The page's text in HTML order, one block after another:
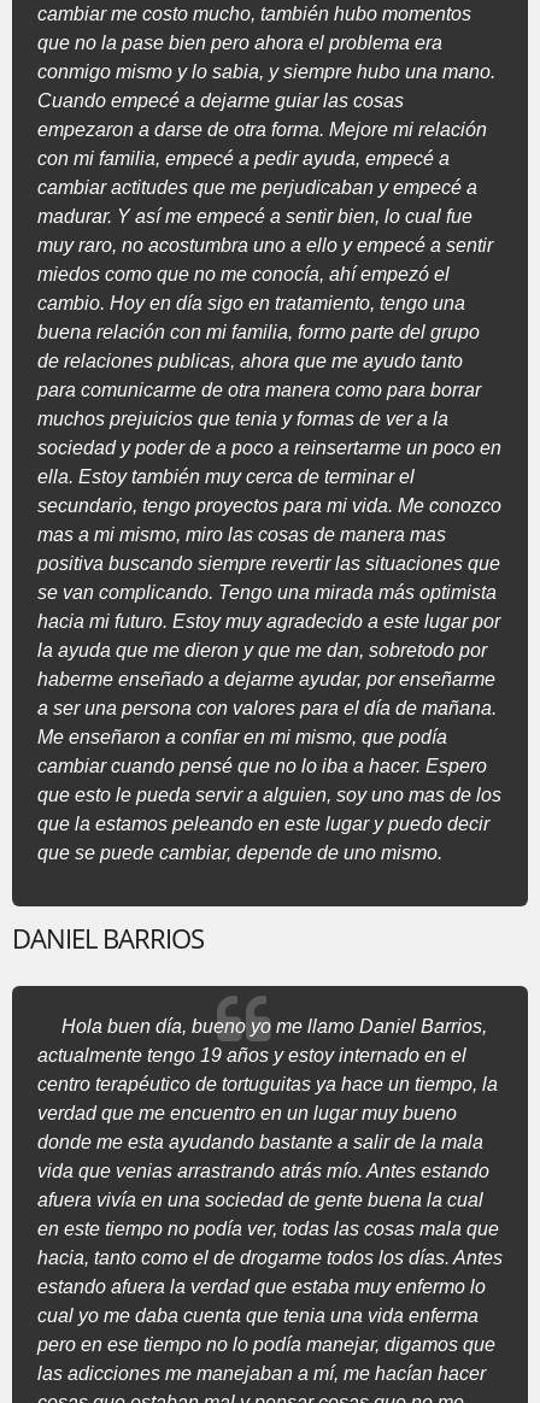
cambiar me costo mucho, también hubo momentos
que no la pase bien pero ahora el problema era
conmigo mismo y lo sabia, y siempre hubo una mano.
Cuando empecé a dejarme guiar las cosas
empezaron a darse de otra forma. Mejore mi relación
con mi familia, empecé a pedir ayuda, empecé a
cambiar actitudes que me perjudicaban y empecé a
madurar. Y así me empecé a sentir bien, lo cual fue
muy raro, no acostumbra uno a ello y empecé a sentir
miedos como que no me conocía, ahí empezó el
cambio. Hoy en día sigo en tratamiento, tengo una
buena relación con mi familia, formo parte del grupo
de relaciones publicas, ahora que me ayudo tanto
para comunicarme de otra manera como para borrar
muchos prejuicios que tenia y formas de ver a la
sociedad y poder de a poco a reinsertarme un poco en
ella. Estoy también muy cerca de terminar el
secundario, tengo proyectos para mi vida. Me conozco
mas a mi mismo, miro las cosas de manera mas
positiva buscando siempre revertir las situaciones que
se van complicando. Tengo una mirada más optimista
hacia mi futuro. Estoy muy agradecido a este lugar por
la ayuda que me dieron y que me dan, sobretodo por
haberme enseñado a dejarme ayudar, por enseñarme
a ser una persona con valores para el día de mañana.
Me enseñaron a confiar en mi mismo, que podía
cambiar cuando pensé que no lo iba a hacer. Espero
que esto le pueda servir a alguien, soy uno mas de los
que la estamos peleando en este lugar y puedo decir
que se puede cambiar, depende de uno mismo.
DANIEL BARRIOS
Hola buen día, bueno yo me llamo Daniel Barrios,
actualmente tengo 19 años y estoy internado en el
centro terapéutico de tortuguitas ya hace un tiempo, la
verdad que me encuentro en un lugar muy bueno
donde me esta ayudando bastante a salir de la mala
vida que venias arrastrando atrás mío. Antes estando
afuera vivía en una sociedad de gente buena la cual
en este tiempo no podía ver, todas las cosas mala que
hacia, tanto como el de drogarme todos los días. Antes
estando afuera la verdad que estaba muy enfermo lo
cual yo me daba cuenta que tenia una vida enferma
pero en ese tiempo no lo podía manejar, digamos que
las adicciones me manejaban a mí, me hacían hacer